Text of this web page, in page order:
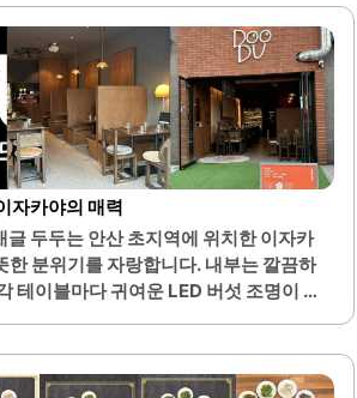
자카야의 매력
글 두두는 안산 초지역에 위치한 이자카
한 분위기를 자랑합니다. 내부는 깔끔하
테이블마다 귀여운 LED 버섯 조명이 배
다.다양한 안주 메뉴가 준비되어 있어,